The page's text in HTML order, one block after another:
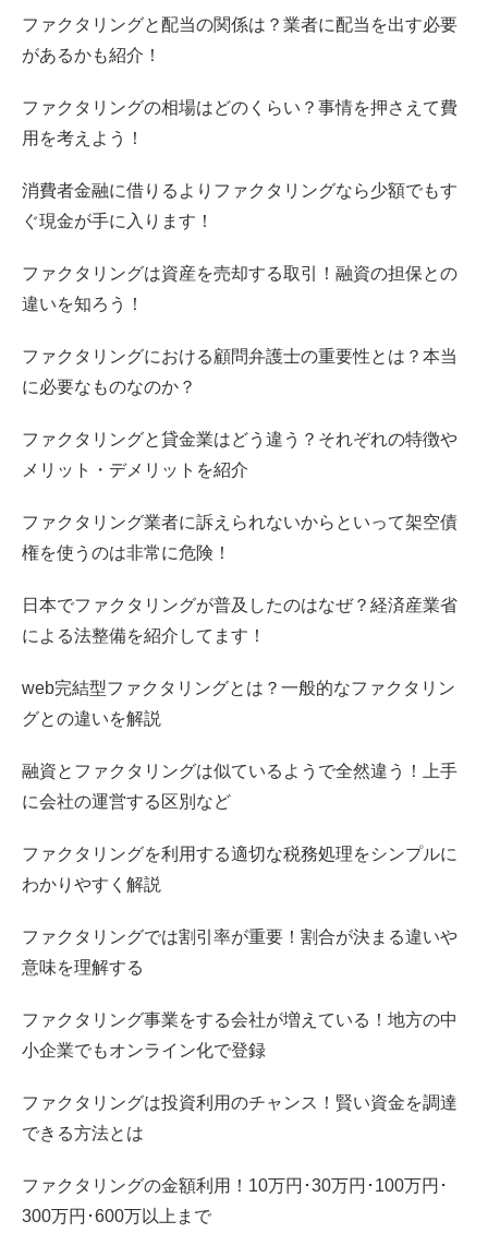
ファクタリングと配当の関係は？業者に配当を出す必要
があるかも紹介！
ファクタリングの相場はどのくらい？事情を押さえて費
用を考えよう！
消費者金融に借りるよりファクタリングなら少額でもす
ぐ現金が手に入ります！
ファクタリングは資産を売却する取引！融資の担保との
違いを知ろう！
ファクタリングにおける顧問弁護士の重要性とは？本当
に必要なものなのか？
ファクタリングと貸金業はどう違う？それぞれの特徴や
メリット・デメリットを紹介
ファクタリング業者に訴えられないからといって架空債
権を使うのは非常に危険！
日本でファクタリングが普及したのはなぜ？経済産業省
による法整備を紹介してます！
web完結型ファクタリングとは？一般的なファクタリン
グとの違いを解説
融資とファクタリングは似ているようで全然違う！上手
に会社の運営する区別など
ファクタリングを利用する適切な税務処理をシンプルに
わかりやすく解説
ファクタリングでは割引率が重要！割合が決まる違いや
意味を理解する
ファクタリング事業をする会社が増えている！地方の中
小企業でもオンライン化で登録
ファクタリングは投資利用のチャンス！賢い資金を調達
できる方法とは
ファクタリングの金額利用！10万円･30万円･100万円･
300万円･600万以上まで